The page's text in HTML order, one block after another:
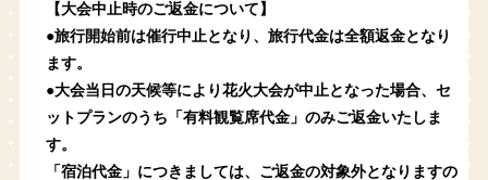
【大会中止時のご返金について】
●旅行開始前は催行中止となり、旅行代金は全額返金となり
ます。
●大会当日の天候等により花火大会が中止となった場合、セ
ットプランのうち 「有料観覧席代金」のみご返金いたしま
す。
「宿泊代金」につきましては、ご返金の対象外となりますの